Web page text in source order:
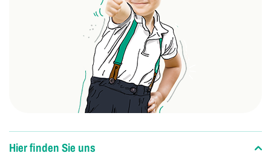
Hier finden Sie uns